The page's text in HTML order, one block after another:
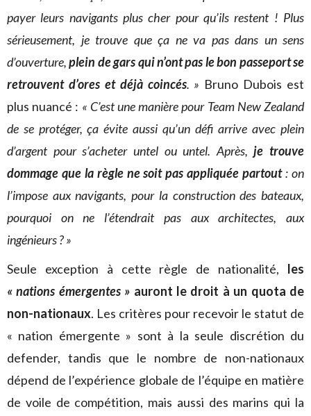
payer leurs navigants plus cher pour qu’ils restent ! Plus
sérieusement, je trouve que ça ne va pas dans un sens
d’ouverture,plein de gars qui n’ont pas le bon passeport se
retrouvent d’ores et déjà coincés. » Bruno Dubois est
plus nuancé : « C’est une manière pour Team New Zealand
de se protéger, ça évite aussi qu’un défi arrive avec plein
d’argent pour s’acheter untel ou untel. Après,je trouve
dommage que la règle ne soit pas appliquée partout: on
l’impose aux navigants, pour la construction des bateaux,
pourquoi on ne l’étendrait pas aux architectes, aux
ingénieurs ? »
Seule exception à cette règle de nationalité, les
« nations émergentes » auront le droit à un quota de
non-nationaux. Les critères pour recevoir le statut de
« nation émergente » sont à la seule discrétion du
defender, tandis que le nombre de non-nationaux
dépend de l’expérience globale de l’équipe en matière
de voile de compétition, mais aussi des marins qui la